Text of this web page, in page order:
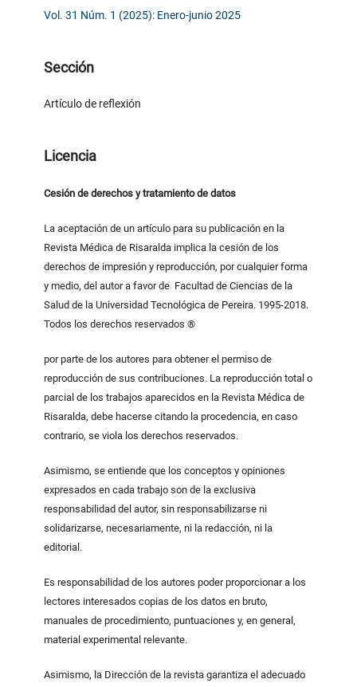
Vol. 31 Núm. 1 (2025): Enero-junio 2025
Sección
Artículo de reflexión
Licencia
Cesión de derechos y tratamiento de datos
La aceptación de un artículo para su publicación en la
Revista Médica de Risaralda implica la cesión de los
derechos de impresión y reproducción, por cualquier forma
y medio, del autor a favor de Facultad de Ciencias de la
Salud de la Universidad Tecnológica de Pereira. 1995-2018.
Todos los derechos reservados ®
por parte de los autores para obtener el permiso de
reproducción de sus contribuciones. La reproducción total o
parcial de los trabajos aparecidos en la Revista Médica de
Risaralda, debe hacerse citando la procedencia, en caso
contrario, se viola los derechos reservados.
Asimismo, se entiende que los conceptos y opiniones
expresados en cada trabajo son de la exclusiva
responsabilidad del autor, sin responsabilizarse ni
solidarizarse, necesariamente, ni la redacción, ni la
editorial.
Es responsabilidad de los autores poder proporcionar a los
lectores interesados copias de los datos en bruto,
manuales de procedimiento, puntuaciones y, en general,
material experimental relevante.
Asimismo, la Dirección de la revista garantiza el adecuado